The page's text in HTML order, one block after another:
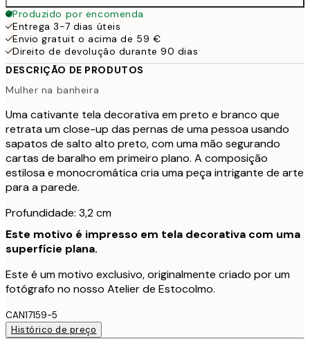
Produzido por encomenda
Entrega 3-7 dias úteis
Envio gratuit o acima de 59 €
Direito de devolução durante 90 dias
DESCRIÇÃO DE PRODUTOS
Mulher na banheira
Uma cativante tela decorativa em preto e branco que
retrata um close-up das pernas de uma pessoa usando
sapatos de salto alto preto, com uma mão segurando
cartas de baralho em primeiro plano. A composição
estilosa e monocromática cria uma peça intrigante de arte
para a parede.
Profundidade: 3,2 cm
Este motivo é impresso em tela decorativa com uma
superfície plana.
Este é um motivo exclusivo, originalmente criado por um
fotógrafo no nosso Atelier de Estocolmo.
CAN17159-5
Histórico de preço